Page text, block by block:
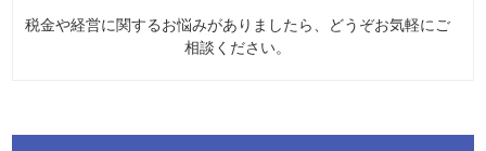
税金や経営に関するお悩みがありましたら、どうぞお気軽にご
相談ください。